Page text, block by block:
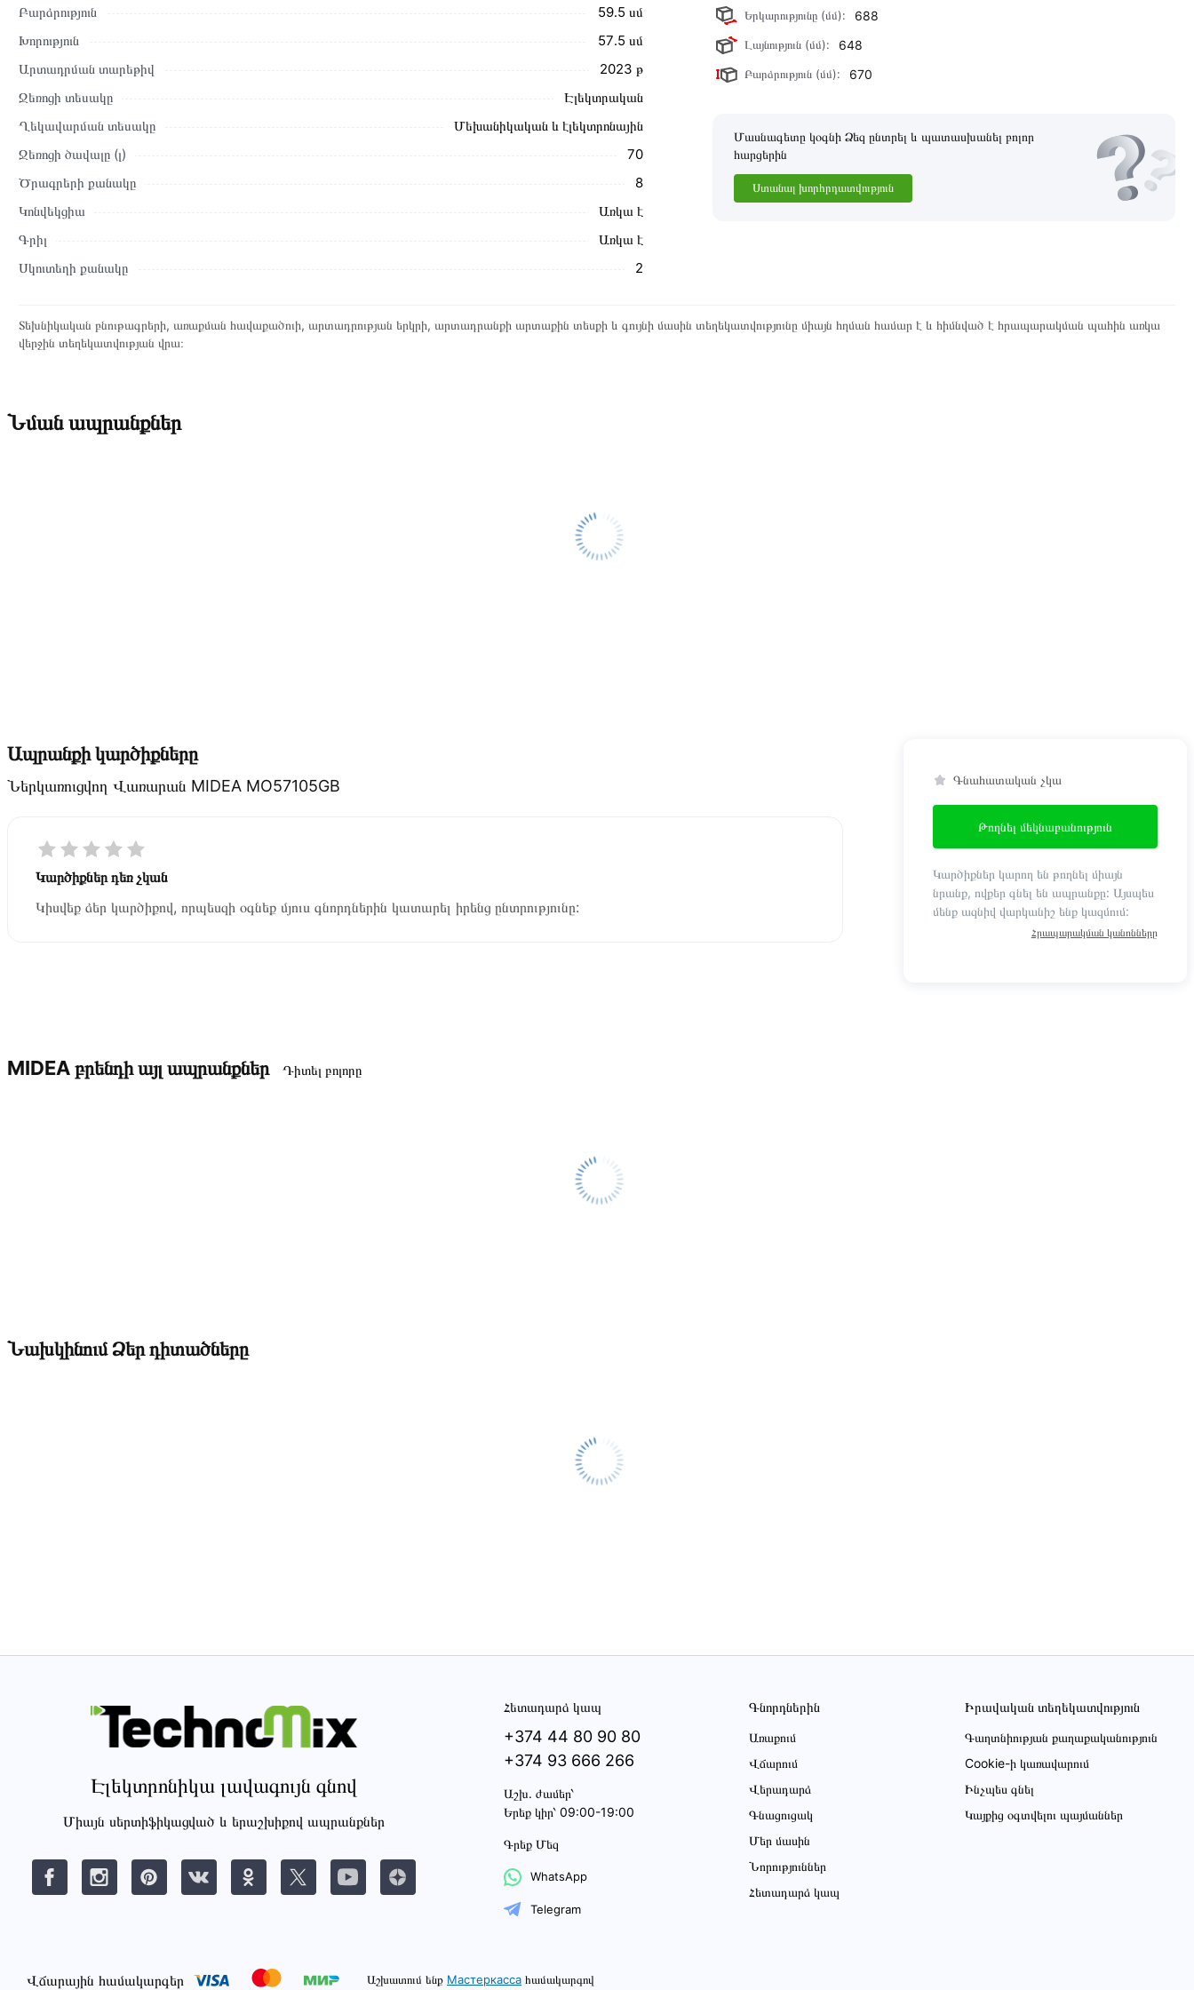
վերադարձը կատարվում է 14 օրվա ընթացքում:
Բարձրություն
59․5 սմ
Խորություն
57․5 սմ
Արտադրման տարեթիվ
2023 թ
Ջեռոցի տեսակը
Էլեկտրական
Ղեկավարման տեսակը
Մեխանիկական և էլեկտրոնային
Ջեռոցի ծավալը (լ)
70
Ծրագրերի քանակը
8
Կոնվեկցիա
Առկա է
Գրիլ
Առկա է
Սկուտեղի քանակը
2
Երկարությունը (մմ): 688
Լայնություն (մմ): 648
Բարձրություն (մմ): 670
Մասնագետը կօգնի Ձեզ ընտրել և պատասխանել բոլոր
հարցերին
Ստանալ խորհրդատվություն
Տեխնիկական բնութագրերի, առաքման հավաքածուի, արտադրության երկրի, արտադրանքի արտաքին տեսքի և գույնի մասին տեղեկատվությունը միայն հղման համար է և հիմնված է հրապարակման պահին առկա
վերջին տեղեկատվության վրա։
Նման ապրանքներ
Ապրանքի կարծիքները
Ներկառուցվող Վառարան MIDEA MO57105GB
Կարծիքներ դեռ չկան
Կիսվեք ձեր կարծիքով, որպեսզի օգնեք մյուս գնորդներին կատարել իրենց ընտրությունը:
Գնահատական չկա
Թողնել մեկնաբանություն
Կարծիքներ կարող են թողնել միայն
նրանք, ովքեր գնել են ապրանքը: Այսպես
մենք ազնիվ վարկանիշ ենք կազմում:
Հրապարակման կանոնները
MIDEA բրենդի այլ ապրանքներ Դիտել բոլորը
Նախկինում Ձեր դիտածները
Էլեկտրոնիկա լավագույն գնով
Միայն սերտիֆիկացված և երաշխիքով ապրանքներ
Հետադարձ կապ
+374 44 80 90 80
+374 93 666 266
Աշխ․ ժամեր՝
Երեք կիր՝ 09:00-19:00
Գրեք Մեզ
WhatsApp
Telegram
Գնորդներին
Առաքում
Վճարում
Վերադարձ
Գնացուցակ
Մեր մասին
Նորություններ
Հետադարձ կապ
Իրավական տեղեկատվություն
Գաղտնիության քաղաքականություն
Cookie-ի կառավարում
Ինչպես գնել
Կայքից օգտվելու պայմաններ
Վճարային համակարգեր Աշխատում ենք Мастеркасса համակարգով